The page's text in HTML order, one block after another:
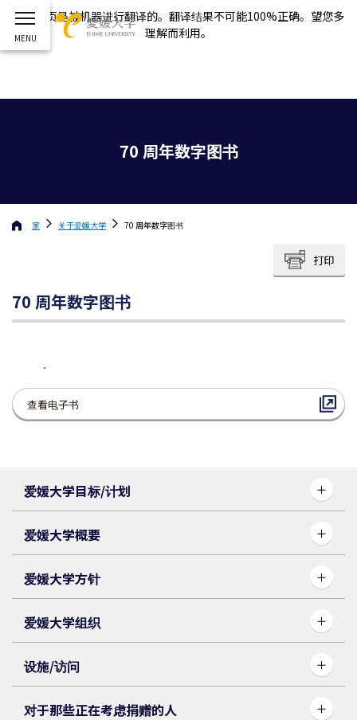
这个网页是被机器进行翻译的。翻译结果不可能100%正确。望您多
理解而利用。
70 周年数字图书
爱媛大学目标/计划
爱媛大学概要
爱媛大学方针
爱媛大学组织
设施/访问
对于那些正在考虑捐赠的人
家 关于爱媛大学 70 周年数字图书
打印
70 周年数字图书
查看电子书